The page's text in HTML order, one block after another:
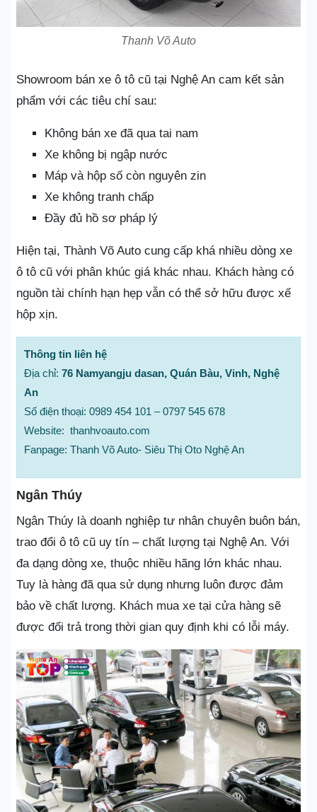
Thanh Võ Auto
Showroom bán xe ô tô cũ tại Nghệ An cam kết sản
phẩm với các tiêu chí sau:
Không bán xe đã qua tai nam
Xe không bị ngập nước
Máp và hộp số còn nguyên zin
Xe không tranh chấp
Đầy đủ hồ sơ pháp lý
Hiện tại, Thành Võ Auto cung cấp khá nhiều dòng xe
ô tô cũ với phân khúc giá khác nhau. Khách hàng có
nguồn tài chính hạn hẹp vẫn có thể sở hữu được xế
hộp xịn.
Thông tin liên hệ
Địa chỉ: 76 Namyangju dasan, Quán Bàu, Vinh, Nghệ
An
Số điện thoại: 0989 454 101 – 0797 545 678
Website: thanhvoauto.com
Fanpage: Thanh Võ Auto- Siêu Thị Oto Nghệ An
Ngân Thúy
Ngân Thúy là doanh nghiệp tư nhân chuyên buôn bán,
trao đổi ô tô cũ uy tín – chất lượng tại Nghệ An. Với
đa dạng dòng xe, thuộc nhiều hãng lớn khác nhau.
Tuy là hàng đã qua sử dụng nhưng luôn được đảm
bảo về chất lượng. Khách mua xe tại cửa hàng sẽ
được đổi trả trong thời gian quy định khi có lỗi máy.